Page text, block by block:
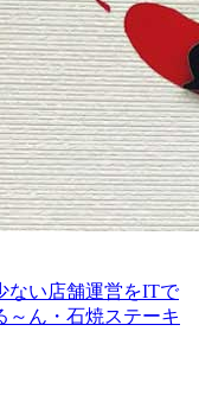
ない店舗運営をITで
～ん・石焼ステーキ